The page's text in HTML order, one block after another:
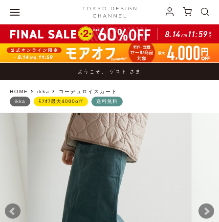
ようこそ、 ゲスト さま
HOME ikka コーデュロイスカート
ikka ﾓｱｵﾌ最大4000off 送料無料